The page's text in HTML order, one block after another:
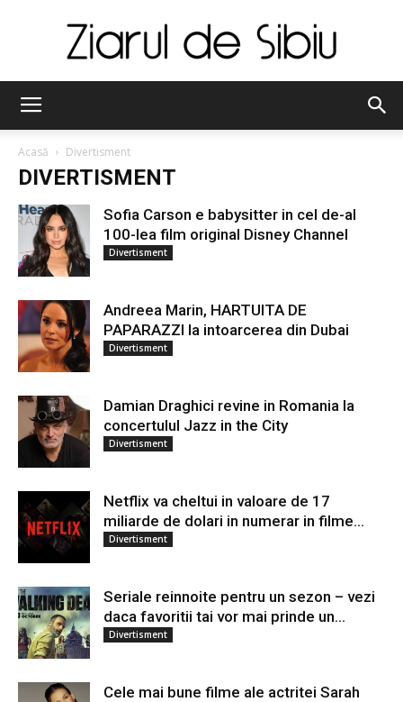
Acasă Divertisment
DIVERTISMENT
Sofia Carson e babysitter in cel de-al
100-lea film original Disney Channel
Divertisment
Andreea Marin, HARTUITA DE
PAPARAZZI la intoarcerea din Dubai
Divertisment
Damian Draghici revine in Romania la
concertulul Jazz in the City
Divertisment
Netflix va cheltui in valoare de 17
miliarde de dolari in numerar in filme...
Divertisment
Seriale reinnoite pentru un sezon – vezi
daca favoritii tai vor mai prinde un...
Divertisment
Cele mai bune filme ale actritei Sarah